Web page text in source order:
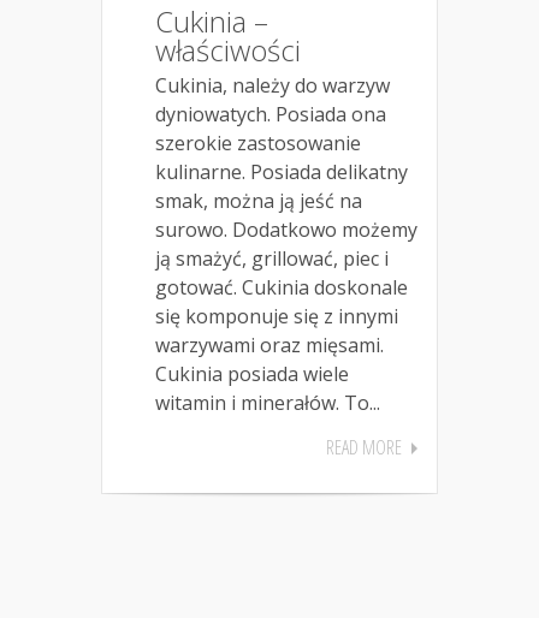
Cukinia –
właściwości
Cukinia, należy do warzyw
dyniowatych. Posiada ona
szerokie zastosowanie
kulinarne. Posiada delikatny
smak, można ją jeść na
surowo. Dodatkowo możemy
ją smażyć, grillować, piec i
gotować. Cukinia doskonale
się komponuje się z innymi
warzywami oraz mięsami.
Cukinia posiada wiele
witamin i minerałów. To...
READ MORE